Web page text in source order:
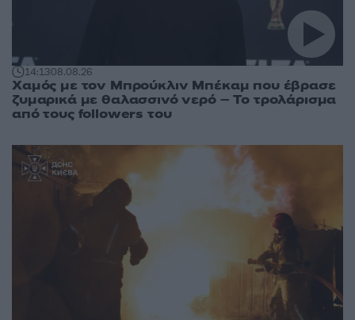
14:1308.08.26
Χαμός με τον Μπρούκλιν Μπέκαμ που έβρασε
ζυμαρικά με θαλασσινό νερό – Το τρολάρισμα
από τους followers του